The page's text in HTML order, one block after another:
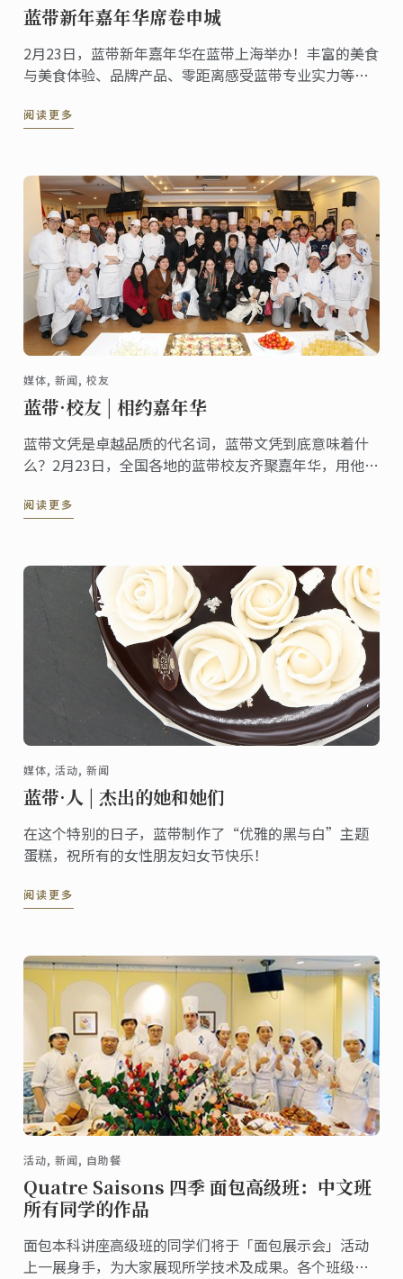
蓝带新年嘉年华席卷申城
2月23日，蓝带新年嘉年华在蓝带上海举办！丰富的美食
与美食体验、品牌产品、零距离感受蓝带专业实力等都
阅读更多
媒体, 新闻, 校友
蓝带·校友 | 相约嘉年华
蓝带文凭是卓越品质的代名词，蓝带文凭到底意味着什
么？2月23日，全国各地的蓝带校友齐聚嘉年华，用他们
阅读更多
媒体, 活动, 新闻
蓝带·人 | 杰出的她和她们
在这个特别的日子，蓝带制作了“优雅的黑与白”主题
蛋糕，祝所有的女性朋友妇女节快乐！
阅读更多
活动, 新闻, 自助餐
Quatre Saisons 四季 面包高级班：中文班
所有同学的作品
面包本科讲座高级班的同学们将于「面包展示会」活动
上一展身手，为大家展现所学技术及成果。各个班级决